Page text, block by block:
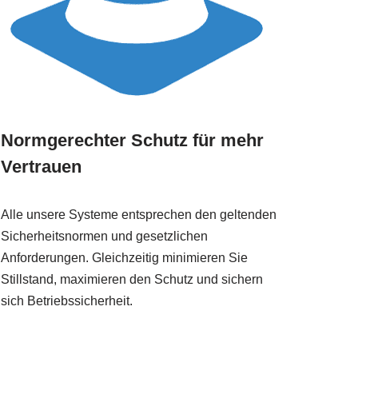
Normgerechter Schutz für mehr
Vertrauen
Alle unsere Systeme entsprechen den geltenden
Sicherheitsnormen und gesetzlichen
Anforderungen. Gleichzeitig minimieren Sie
Stillstand, maximieren den Schutz und sichern
sich Betriebssicherheit.